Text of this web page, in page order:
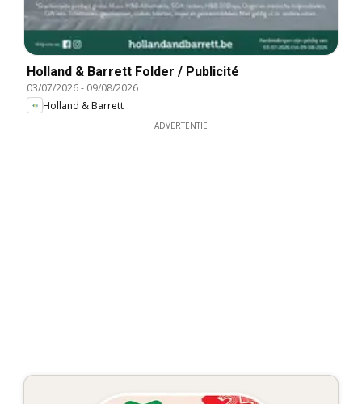
Holland & Barrett Folder / Publicité
03/07/2026- 09/08/2026
Holland & Barrett
ADVERTENTIE